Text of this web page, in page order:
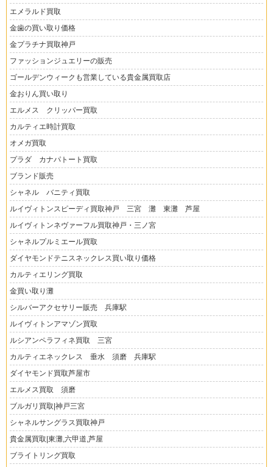
エメラルド買取
金歯の買い取り価格
金プラチナ買取神戸
ファッションジュエリーの販売
ゴールデンウィークも営業している貴金属買取店
金おりん買い取り
エルメス クリッパー買取
カルティエ時計買取
オメガ買取
プラダ カナパトート買取
ブランド販売
シャネル バニティ買取
ルイヴィトンスピーディ買取神戸 三宮 灘 東灘 芦屋
ルイヴィトンネヴァーフル買取神戸・三ノ宮
シャネルプルミエール買取
ダイヤモンドテニスネックレス買い取り価格
カルティエリング買取
金買い取り灘
シルバーアクセサリー販売 兵庫駅
ルイヴィトンアマゾン買取
ルシアンペラフィネ買取 三宮
カルティエネックレス 垂水 須磨 兵庫駅
ダイヤモンド買取芦屋市
エルメス買取 須磨
ブルガリ買取|神戸三宮
シャネルサングラス買取神戸
貴金属買取|東灘,六甲道,芦屋
ブライトリング買取